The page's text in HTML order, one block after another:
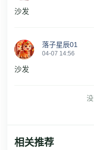
沙发
落子星辰01
04-07 14:56
沙发
相关推荐